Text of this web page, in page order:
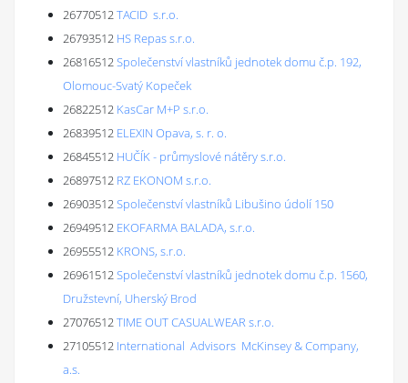
26770512TACID s.r.o.
26793512 HS Repas s.r.o.
26816512Společenství vlastníků jednotek domu č.p. 192,
Olomouc-Svatý Kopeček
26822512 KasCar M+P s.r.o.
26839512 ELEXIN Opava, s. r. o.
26845512 HUČÍK - průmyslové nátěry s.r.o.
26897512 RZ EKONOM s.r.o.
26903512Společenství vlastníků Libušino údolí 150
26949512 EKOFARMA BALADA, s.r.o.
26955512 KRONS, s.r.o.
26961512Společenství vlastníků jednotek domu č.p. 1560,
Družstevní, Uherský Brod
27076512TIME OUT CASUALWEAR s.r.o.
27105512 International Advisors McKinsey & Company,
a.s.